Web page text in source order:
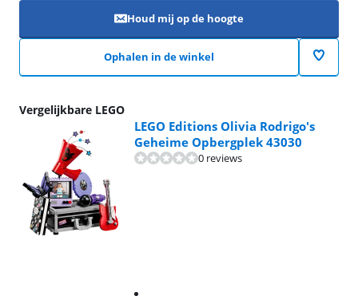
Houd mij op de hoogte
Ophalen in de winkel
Vergelijkbare LEGO
LEGO Editions Olivia Rodrigo's
Geheime Opbergplek 43030
0 reviews